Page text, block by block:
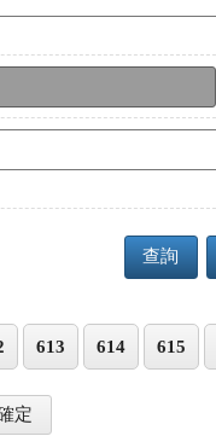
查詢
613 614 615